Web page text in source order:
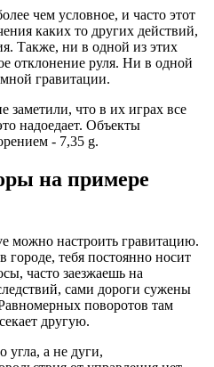
чем условное, и часто этот
каких то других действий,
Также, ни в одной из этих
отклонение руля. Ни в одной
гравитации.
заметили, что в их играх все
надоедает. Объекты
- 7,35 g.
на примере
можно настроить гравитацию.
городе, тебя постоянно носит
часто заезжаешь на
сами дороги сужены
поворотов там
другую.
угла, а не дуги,